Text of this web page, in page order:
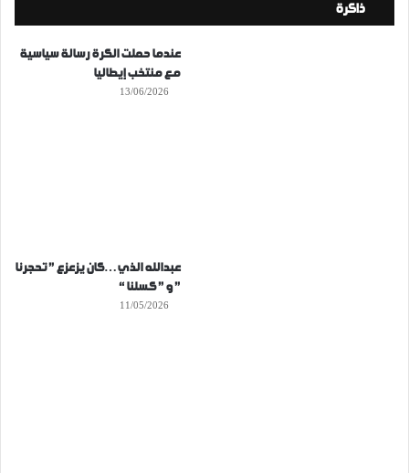
ذاكرة
عندما حملت الكرة رسالة سياسية
مع منتخب إيطاليا
13/06/2026
عبدالله الذي…كان يزعزع ” تحجرنا
” و ” كسلنا “
11/05/2026